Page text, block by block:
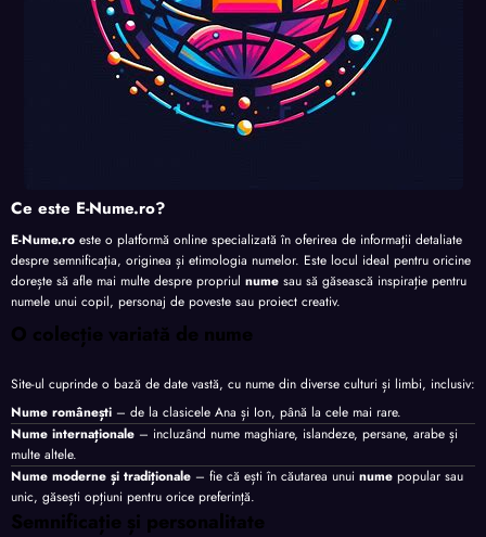
Ce este E-Nume.ro?
E-Nume.ro este o platformă online specializată în oferirea de informații detaliate
despre semnificația, originea și etimologia numelor. Este locul ideal pentru oricine
dorește să afle mai multe despre propriul nume sau să găsească inspirație pentru
numele unui copil, personaj de poveste sau proiect creativ.
O colecție variată de nume
Site-ul cuprinde o bază de date vastă, cu nume din diverse culturi și limbi, inclusiv:
Nume românești – de la clasicele Ana și Ion, până la cele mai rare.
Nume internaționale – incluzând nume maghiare, islandeze, persane, arabe și
multe altele.
Nume moderne și tradiționale – fie că ești în căutarea unui nume popular sau
unic, găsești opțiuni pentru orice preferință.
Semnificație și personalitate